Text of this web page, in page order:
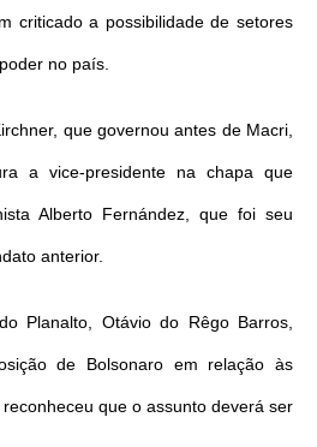
criticado a possibilidade de setores
no país.
que governou antes de Macri,
a vice-presidente na chapa que
Alberto Fernández, que foi seu
anterior.
Planalto, Otávio do Rêgo Barros,
de Bolsonaro em relação às
que o assunto deverá ser